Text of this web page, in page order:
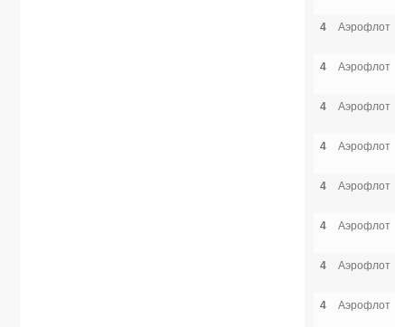
4 Аэрофлот
4 Аэрофлот
4 Аэрофлот
4 Аэрофлот
4 Аэрофлот
4 Аэрофлот
4 Аэрофлот
4 Аэрофлот